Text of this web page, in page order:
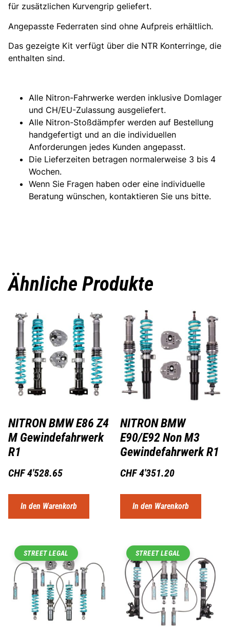
für zusätzlichen Kurvengrip geliefert.
Angepasste Federraten sind ohne Aufpreis erhältlich.
Das gezeigte Kit verfügt über die NTR Konterringe, die
enthalten sind.
Alle Nitron-Fahrwerke werden inklusive Domlager
und CH/EU-Zulassung ausgeliefert.
Alle Nitron-Stoßdämpfer werden auf Bestellung
handgefertigt und an die individuellen
Anforderungen jedes Kunden angepasst.
Die Lieferzeiten betragen normalerweise 3 bis 4
Wochen.
Wenn Sie Fragen haben oder eine individuelle
Beratung wünschen, kontaktieren Sie uns bitte.
Ähnliche Produkte
NITRON BMW E86 Z4
M Gewindefahrwerk
R1
CHF4'528.65
In den Warenkorb
NITRON BMW
E90/E92 Non M3
Gewindefahrwerk R1
CHF4'351.20
In den Warenkorb
STREET LEGAL STREET LEGAL